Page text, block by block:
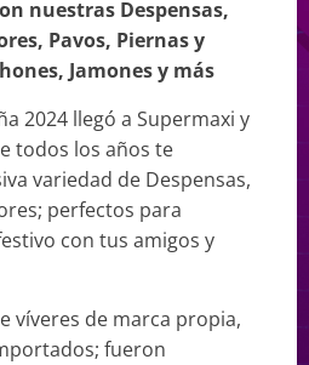
nuestras Despensas,
Pavos, Piernas y
Jamones y más
2024 llegó a Supermaxi y
todos los años te
variedad de Despensas,
perfectos para
con tus amigos y
víveres de marca propia,
fueron